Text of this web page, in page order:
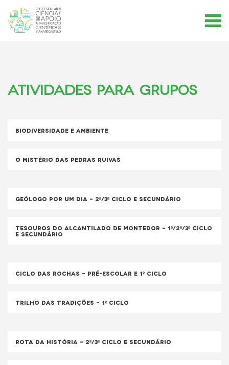
Atividades para Grupos
Biodiversidade e Ambiente
O Mistério das Pedras Ruivas
Geólogo por um dia – 2º/3º ciclo e secundário
Tesouros do Alcantilado de Montedor – 1º/2º/3º ciclo
e Secundário
Ciclo das Rochas – Pré-escolar e 1º ciclo
Trilho das Tradições – 1º Ciclo
Rota da História – 2º/3º ciclo e secundário